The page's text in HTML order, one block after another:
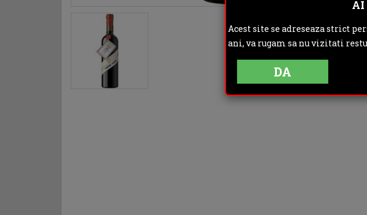
AI
Acest site se adreseaza strict
ani, va rugam sa nu vizitati
DA